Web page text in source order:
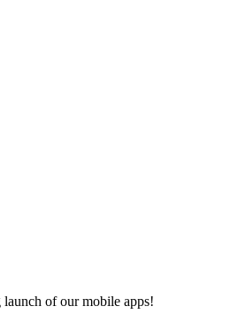
of our mobile apps!